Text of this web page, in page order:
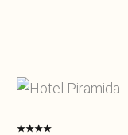
★★★★